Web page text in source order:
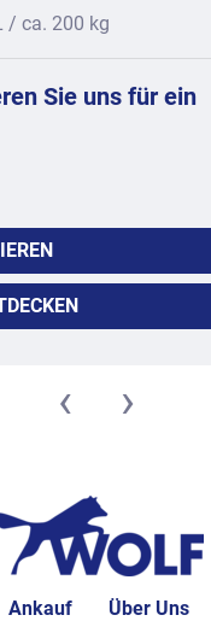
/ ca. 200 kg
Sie uns für ein
‹ ›
Ankauf Über Uns